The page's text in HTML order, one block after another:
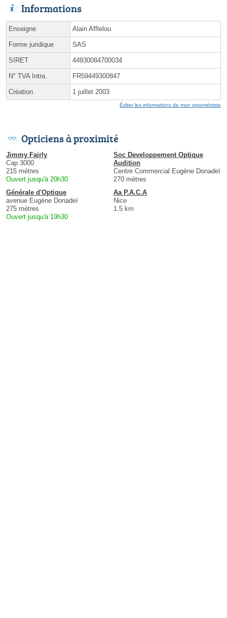
Informations
Enseigne Alain Afflelou
Forme juridique SAS
SIRET 44930084700034
N° TVA Intra. FR59449300847
Création 1 juillet 2003
Éditer les informations de mon optométriste
Opticiens à proximité
Jimmy Fairly
Cap 3000
215 mètres
Ouvert jusqu'à 20h30
Soc Developpement Optique
Audition
Centre Commercial Eugène Donadeï
270 mètres
Générale d'Optique
avenue Eugène Donadeï
275 mètres
Ouvert jusqu'à 19h30
Aa P.A.C.A
Nice
1.5 km